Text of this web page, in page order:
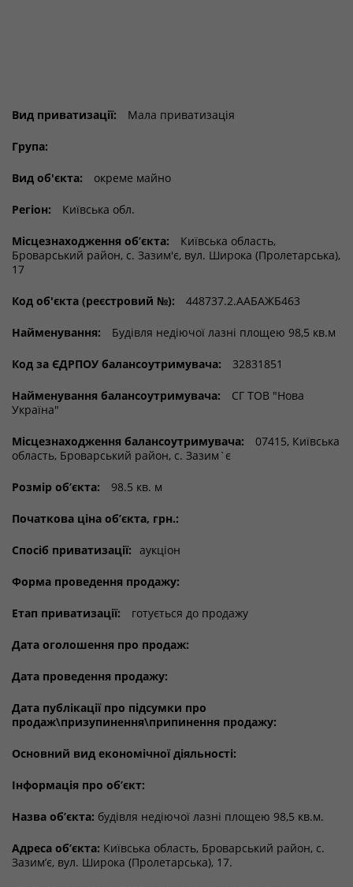
Вид приватизації: Мала приватизація
Група:
Вид об'єкта: окреме майно
Регіон: Київська обл.
Місцезнаходження об’єкта:
Київська область,
Броварський район, с. Зазим'є, вул. Широка (Пролетарська),
17
Код об'єкта (реєстровий №): 448737.2.ААБАЖБ463
Найменування: Будівля недіючої лазні площею 98,5 кв.м
Код за ЄДРПОУ балансоутримувача: 32831851
Найменування балансоутримувача:
СГ ТОВ "Нова
Україна"
Місцезнаходження балансоутримувача:
07415, Київська
область, Броварський район, с. Зазим`є
Розмір об’єкта: 98.5 кв. м
Початкова ціна об’єкта, грн.:
Спосіб приватизації: аукціон
Форма проведення продажу:
Етап приватизації: готується до продажу
Дата оголошення про продаж:
Дата проведення продажу:
Дата публікації про підсумки про
продаж\призупинення\припинення продажу:
Основний вид економічної діяльності:
Інформація про об’єкт:
Назва об’єкта: будівля недіючої лазні площею 98,5 кв.м.
Адреса об’єкта: Київська область, Броварський район, с.
Зазим’є, вул. Широка (Пролетарська), 17.